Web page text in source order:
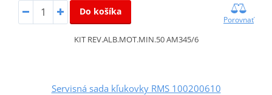
Do košíka
Porovnať
KIT REV.ALB.MOT.MIN.50 AM345/6
Servisná sada kľukovky RMS 100200610